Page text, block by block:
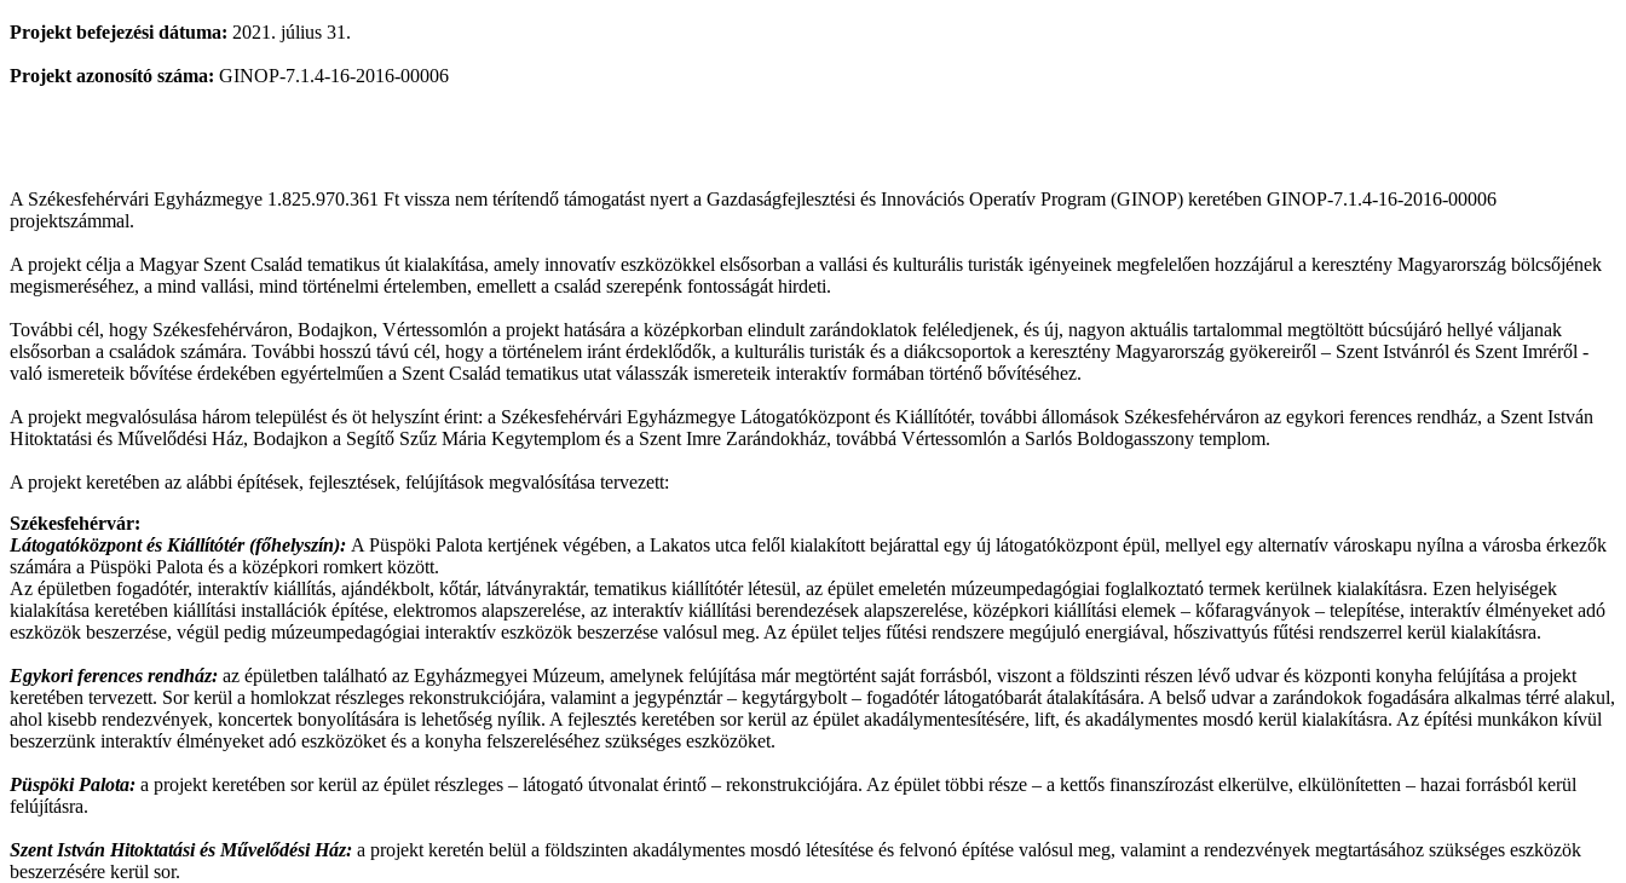
Projekt befejezési dátuma: 2021. július 31.
Projekt azonosító száma: GINOP-7.1.4-16-2016-00006
A Székesfehérvári Egyházmegye 1.825.970.361 Ft vissza nem térítendő támogatást nyert a Gazdaságfejlesztési és Innovációs Operatív Program (GINOP) keretében GINOP-7.1.4-16-2016-00006
projektszámmal.
A projekt célja a Magyar Szent Család tematikus út kialakítása, amely innovatív eszközökkel elsősorban a vallási és kulturális turisták igényeinek megfelelően hozzájárul a keresztény Magyarország bölcsőjének
megismeréséhez, a mind vallási, mind történelmi értelemben, emellett a család szerepénk fontosságát hirdeti.
További cél, hogy Székesfehérváron, Bodajkon, Vértessomlón a projekt hatására a középkorban elindult zarándoklatok feléledjenek, és új, nagyon aktuális tartalommal megtöltött búcsújáró hellyé váljanak
elsősorban a családok számára. További hosszú távú cél, hogy a történelem iránt érdeklődők, a kulturális turisták és a diákcsoportok a keresztény Magyarország gyökereiről – Szent Istvánról és Szent Imréről -
való ismereteik bővítése érdekében egyértelműen a Szent Család tematikus utat válasszák ismereteik interaktív formában történő bővítéséhez.
A projekt megvalósulása három települést és öt helyszínt érint: a Székesfehérvári Egyházmegye Látogatóközpont és Kiállítótér, további állomások Székesfehérváron az egykori ferences rendház, a Szent István
Hitoktatási és Művelődési Ház, Bodajkon a Segítő Szűz Mária Kegytemplom és a Szent Imre Zarándokház, továbbá Vértessomlón a Sarlós Boldogasszony templom.
A projekt keretében az alábbi építések, fejlesztések, felújítások megvalósítása tervezett:
Székesfehérvár:
Látogatóközpont és Kiállítótér (főhelyszín): A Püspöki Palota kertjének végében, a Lakatos utca felől kialakított bejárattal egy új látogatóközpont épül, mellyel egy alternatív városkapu nyílna a városba érkezők
számára a Püspöki Palota és a középkori romkert között.
Az épületben fogadótér, interaktív kiállítás, ajándékbolt, kőtár, látványraktár, tematikus kiállítótér létesül, az épület emeletén múzeumpedagógiai foglalkoztató termek kerülnek kialakításra. Ezen helyiségek
kialakítása keretében kiállítási installációk építése, elektromos alapszerelése, az interaktív kiállítási berendezések alapszerelése, középkori kiállítási elemek – kőfaragványok – telepítése, interaktív élményeket adó
eszközök beszerzése, végül pedig múzeumpedagógiai interaktív eszközök beszerzése valósul meg. Az épület teljes fűtési rendszere megújuló energiával, hőszivattyús fűtési rendszerrel kerül kialakításra.
Egykori ferences rendház: az épületben található az Egyházmegyei Múzeum, amelynek felújítása már megtörtént saját forrásból, viszont a földszinti részen lévő udvar és központi konyha felújítása a projekt
keretében tervezett. Sor kerül a homlokzat részleges rekonstrukciójára, valamint a jegypénztár – kegytárgybolt – fogadótér látogatóbarát átalakítására. A belső udvar a zarándokok fogadására alkalmas térré alakul,
ahol kisebb rendezvények, koncertek bonyolítására is lehetőség nyílik. A fejlesztés keretében sor kerül az épület akadálymentesítésére, lift, és akadálymentes mosdó kerül kialakításra. Az építési munkákon kívül
beszerzünk interaktív élményeket adó eszközöket és a konyha felszereléséhez szükséges eszközöket.
Püspöki Palota: a projekt keretében sor kerül az épület részleges – látogató útvonalat érintő – rekonstrukciójára. Az épület többi része – a kettős finanszírozást elkerülve, elkülönítetten – hazai forrásból kerül
felújításra.
Szent István Hitoktatási és Művelődési Ház: a projekt keretén belül a földszinten akadálymentes mosdó létesítése és felvonó építése valósul meg, valamint a rendezvények megtartásához szükséges eszközök
beszerzésére kerül sor.